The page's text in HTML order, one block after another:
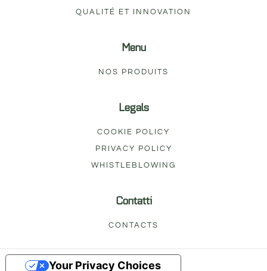
QUALITÉ ET INNOVATION
Menu
NOS PRODUITS
Legals
COOKIE POLICY
PRIVACY POLICY
WHISTLEBLOWING
Contatti
CONTACTS
Your Privacy Choices